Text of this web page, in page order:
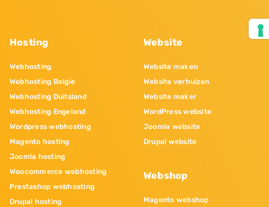
Hosting
Webhosting
Webhosting Belgie
Webhosting Duitsland
Webhosting Engeland
Wordpress webhosting
Magento hosting
Joomla hosting
Woocommerce webhosting
Prestashop webhosting
Drupal hosting
Website
Website maken
Website verhuizen
Website maker
WordPress website
Joomla website
Drupal website
Webshop
Magento webshop